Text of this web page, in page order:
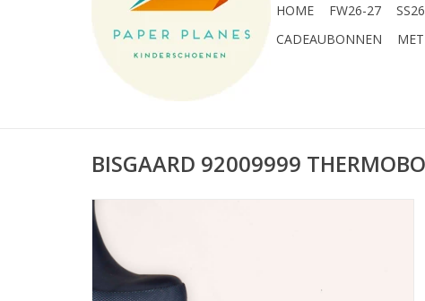
HOME FW26-27 SS26
CADEAUBONNEN
BISGAARD 92009999